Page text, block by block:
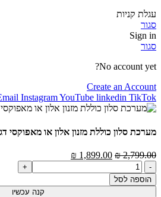
עגלת קניות
סגור
Sign in
סגור
No account yet?
Create an Account
InstagramYouTube linkedin TikTok
מערכת סלון כוללת מזנון אלון או מאפוקסי
2,799.00
₪ המחיר
היה:
2,799.00 ₪.
1,899.00
₪
הוא:
1,899.00 ₪.
כמות
של
מערכת
הוספה לסל
קנה עכשיו